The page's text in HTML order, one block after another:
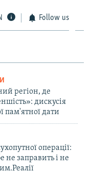
Follow us
регіон, де
дискусія
пам'ятної дати
операції:
не заправить і не